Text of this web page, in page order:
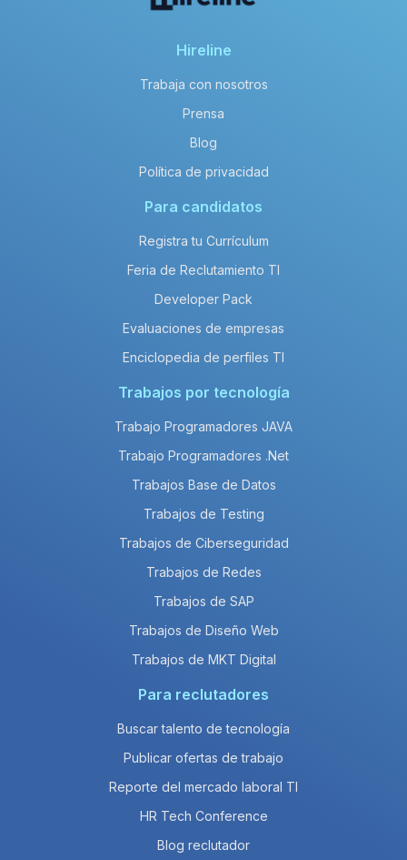
Hireline
Trabaja con nosotros
Prensa
Blog
Política de privacidad
Para candidatos
Registra tu Currículum
Feria de Reclutamiento TI
Developer Pack
Evaluaciones de empresas
Enciclopedia de perfiles TI
Trabajos por tecnología
Trabajo Programadores JAVA
Trabajo Programadores .Net
Trabajos Base de Datos
Trabajos de Testing
Trabajos de Ciberseguridad
Trabajos de Redes
Trabajos de SAP
Trabajos de Diseño Web
Trabajos de MKT Digital
Para reclutadores
Buscar talento de tecnología
Publicar ofertas de trabajo
Reporte del mercado laboral TI
HR Tech Conference
Blog reclutador